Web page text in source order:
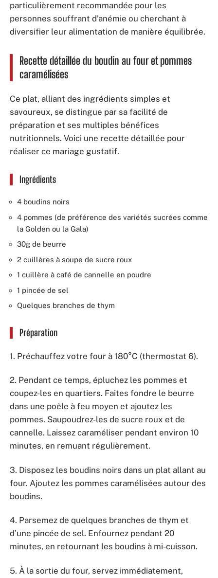
particulièrement recommandée pour les
personnes souffrant d’anémie ou cherchant à
diversifier leur alimentation de manière équilibrée.
Recette détaillée du boudin au four et pommes
caramélisées
Ce plat, alliant des ingrédients simples et
savoureux, se distingue par sa facilité de
préparation et ses multiples bénéfices
nutritionnels. Voici une recette détaillée pour
réaliser ce mariage gustatif.
Ingrédients
4 boudins noirs
4 pommes (de préférence des variétés sucrées comme
la Golden ou la Gala)
30g de beurre
2 cuillères à soupe de sucre roux
1 cuillère à café de cannelle en poudre
1 pincée de sel
Quelques branches de thym
Préparation
1. Préchauffez votre four à 180°C (thermostat 6).
2. Pendant ce temps, épluchez les pommes et
coupez-les en quartiers. Faites fondre le beurre
dans une poêle à feu moyen et ajoutez les
pommes. Saupoudrez-les de sucre roux et de
cannelle. Laissez caraméliser pendant environ 10
minutes, en remuant régulièrement.
3. Disposez les boudins noirs dans un plat allant au
four. Ajoutez les pommes caramélisées autour des
boudins.
4. Parsemez de quelques branches de thym et
d’une pincée de sel. Enfournez pendant 20
minutes, en retournant les boudins à mi-cuisson.
5. À la sortie du four, servez immédiatement,